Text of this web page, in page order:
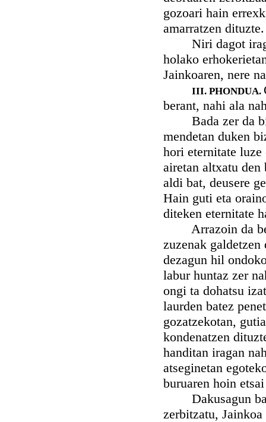
gozoari hain
amarratzen
Niri dagot
holako
Jainkoaren, nere
III. PHONDUA.
berant, nahi ala
Bada zer da
mendetan duken
hori eternitate luze
airetan altxatu den
aldi bat, deusere
Hain guti eta
diteken eternitate
Arrazoin da
zuzenak
dezagun hil
labur huntaz zer
ongi ta dohatsu
laurden batez
gozatzekotan,
kondenatzen
handitan iragan
atseginetan
buruaren hoin
Dakusagun
zerbitzatu,